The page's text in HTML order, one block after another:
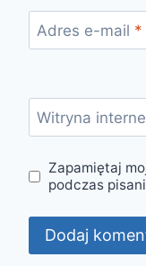
Adres e-mail *
Witryna
Zapamiętaj
podczas